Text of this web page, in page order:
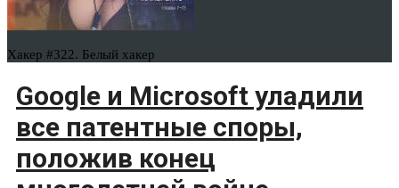
Хакер #322. Белый хакер
Google и Microsoft уладили
все патентные споры,
положив конец